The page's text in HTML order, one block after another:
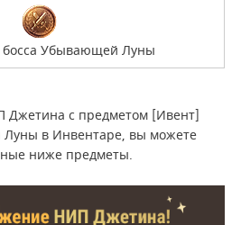
босса Убывающей Луны
с предметом [Ивент]
в Инвентаре, вы можете
ниже предметы.